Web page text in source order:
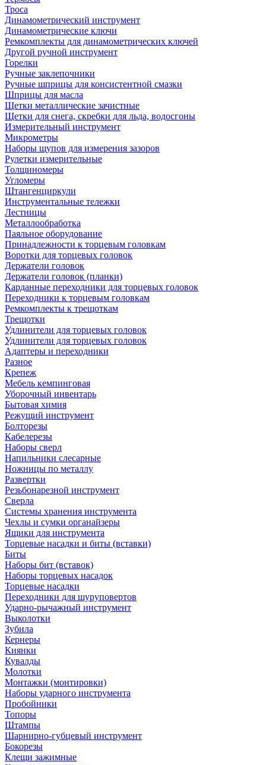
Троса
Динамометрический инструмент
Динамометрические ключи
Ремкомплекты для динамометрических ключей
Другой ручной инструмент
Горелки
Ручные заклепочники
Ручные шприцы для консистентной смазки
Шприцы для масла
Щетки металлические зачистные
Щетки для снега, скребки для льда, водосгоны
Измерительный инструмент
Микрометры
Наборы щупов для измерения зазоров
Рулетки измерительные
Толщиномеры
Угломеры
Штангенциркули
Инструментальные тележки
Лестницы
Металлообработка
Паяльное оборудование
Принадлежности к торцевым головкам
Воротки для торцевых головок
Держатели головок
Держатели головок (планки)
Карданные переходники для торцевых головок
Переходники к торцевым головкам
Ремкомплекты к трещоткам
Трещотки
Удлинители для торцевых головок
Удлинители для торцевых головок
Адаптеры и переходники
Разное
Крепеж
Мебель кемпинговая
Уборочный инвентарь
Бытовая химия
Режущий инструмент
Болторезы
Кабелерезы
Наборы сверл
Напильники слесарные
Ножницы по металлу
Развертки
Резьбонарезной инструмент
Сверла
Системы хранения инструмента
Чехлы и сумки органайзеры
Ящики для инструмента
Торцевые насадки и биты (вставки)
Биты
Наборы бит (вставок)
Наборы торцевых насадок
Торцевые насадки
Переходники для шуруповертов
Ударно-рычажный инструмент
Выколотки
Зубила
Кернеры
Киянки
Кувалды
Молотки
Монтажки (монтировки)
Наборы ударного инструмента
Пробойники
Топоры
Штампы
Шарнирно-губцевый инструмент
Бокорезы
Клещи зажимные